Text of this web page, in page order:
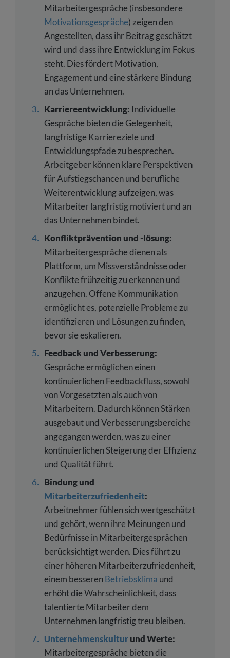
Mitarbeitergespräche (insbesondere
Motivationsgespräche) zeigen den
Angestellten, dass ihr Beitrag geschätzt
wird und dass ihre Entwicklung im Fokus
steht. Dies fördert Motivation,
Engagement und eine stärkere Bindung
an das Unternehmen.
Karriereentwicklung: Individuelle
Gespräche bieten die Gelegenheit,
langfristige Karriereziele und
Entwicklungspfade zu besprechen.
Arbeitgeber können klare Perspektiven
für Aufstiegschancen und berufliche
Weiterentwicklung aufzeigen, was
Mitarbeiter langfristig motiviert und an
das Unternehmen bindet.
Konfliktprävention und -lösung:
Mitarbeitergespräche dienen als
Plattform, um Missverständnisse oder
Konflikte frühzeitig zu erkennen und
anzugehen. Offene Kommunikation
ermöglicht es, potenzielle Probleme zu
identifizieren und Lösungen zu finden,
bevor sie eskalieren.
Feedback und Verbesserung:
Gespräche ermöglichen einen
kontinuierlichen Feedbackfluss, sowohl
von Vorgesetzten als auch von
Mitarbeitern. Dadurch können Stärken
ausgebaut und Verbesserungsbereiche
angegangen werden, was zu einer
kontinuierlichen Steigerung der Effizienz
und Qualität führt.
Bindung und
Mitarbeiterzufriedenheit:
Arbeitnehmer fühlen sich wertgeschätzt
und gehört, wenn ihre Meinungen und
Bedürfnisse in Mitarbeitergesprächen
berücksichtigt werden. Dies führt zu
einer höheren Mitarbeiterzufriedenheit,
einem besserenBetriebsklima und
erhöht die Wahrscheinlichkeit, dass
talentierte Mitarbeiter dem
Unternehmen langfristig treu bleiben.
Unternehmenskulturund Werte:
Mitarbeitergespräche bieten die